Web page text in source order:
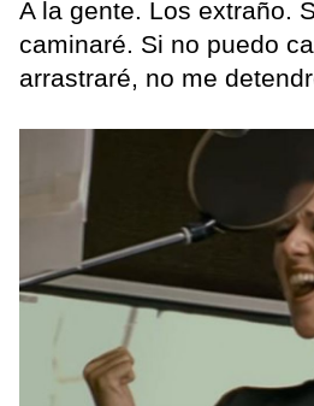
A la gente. Los extraño.
caminaré. Si no puedo
arrastraré, no me